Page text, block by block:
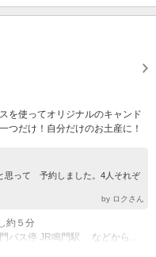
を使ってオリジナルのキャンド
つだけ！自分だけのお土産に！
思って 予約しました。4人それぞ
by ロクさん
約５分
曜日、（臨時休業あり）